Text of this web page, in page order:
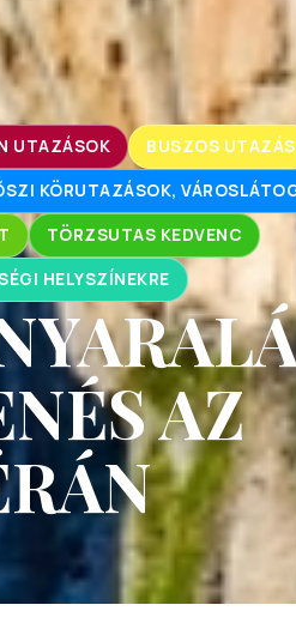
UTAZÁSOK BUSZOS UTAZÁS
KÖRUTAZÁSOK,
TÖRZSUTAS KEDVENC
HELYSZÍNEKRE
AZ